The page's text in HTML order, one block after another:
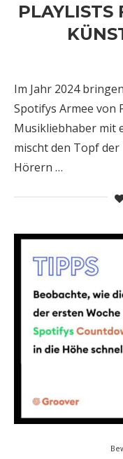
PLAYLISTS
Im Jahr 2024
Spotifys Armee von
Musikliebhaber mit
mischt den Topf
Hörern …